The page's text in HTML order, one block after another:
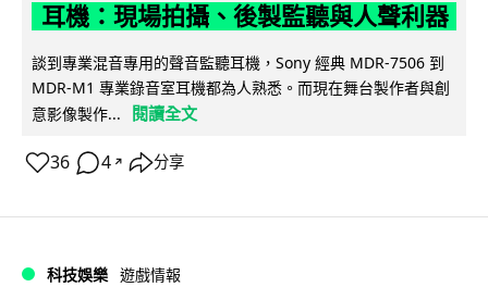
耳機：現場拍攝、後製監聽與人聲利器
談到專業混音專用的聲音監聽耳機，Sony 經典 MDR-7506 到
MDR-M1 專業錄音室耳機都為人熟悉。而現在舞台製作者與創
意影像製作...
閱讀全文
36 4 ↗ 分享
科技娛樂 遊戲情報